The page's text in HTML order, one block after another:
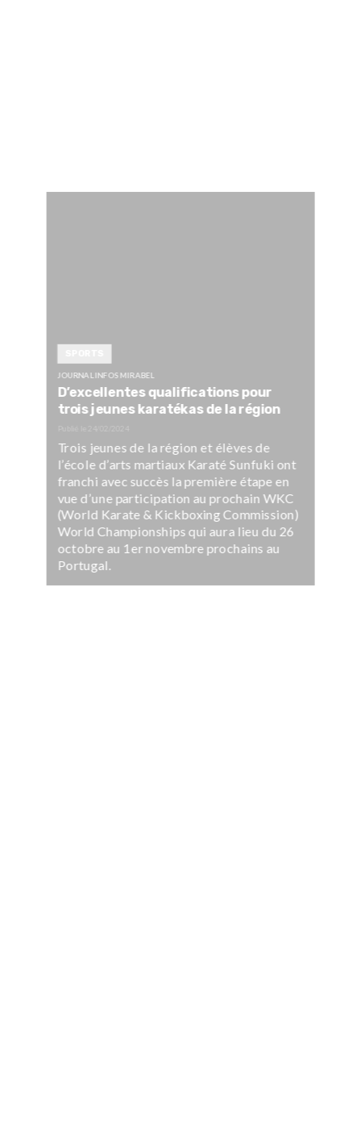
JOURNAL INFOS MIRABEL
D’excellentes qualifications pour
trois jeunes karatékas de la région
Trois jeunes de la région et élèves de
l’école d’arts martiaux Karaté Sunfuki ont
franchi avec succès la première étape en
vue d’une participation au prochain WKC
(World Karate & Kickboxing Commission)
World Championships qui aura lieu du 26
octobre au 1er novembre prochains au
Portugal.